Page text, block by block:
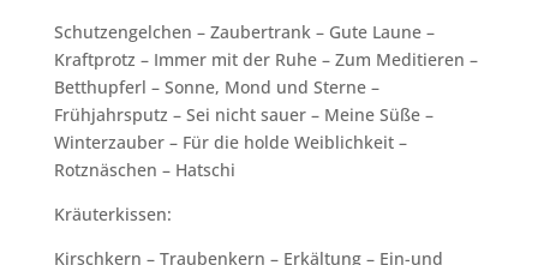
Schutzengelchen – Zaubertrank – Gute Laune –
Kraftprotz – Immer mit der Ruhe – Zum Meditieren –
Betthupferl – Sonne, Mond und Sterne –
Frühjahrsputz – Sei nicht sauer – Meine Süße –
Winterzauber – Für die holde Weiblichkeit –
Rotznäschen – Hatschi
Kräuterkissen:
Kirschkern – Traubenkern – Erkältung – Ein-und